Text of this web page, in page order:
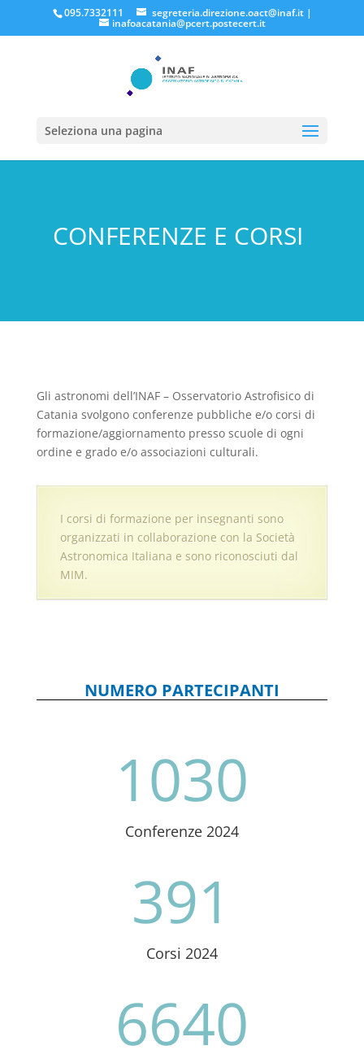
095.7332111 segreteria.direzione.oact@inaf.it|
inafoacatania@pcert.postecert.it
Seleziona una pagina
CONFERENZE E CORSI
Gli astronomi dell’INAF – Osservatorio Astrofisico di
Catania svolgono conferenze pubbliche e/o corsi di
formazione/aggiornamento presso scuole di ogni
ordine e grado e/o associazioni culturali.
I corsi di formazione per insegnanti sono
organizzati in collaborazione con la Società
Astronomica Italiana e sono riconosciuti dal
MIM.
NUMERO PARTECIPANTI
1030
Conferenze 2024
391
Corsi 2024
6640